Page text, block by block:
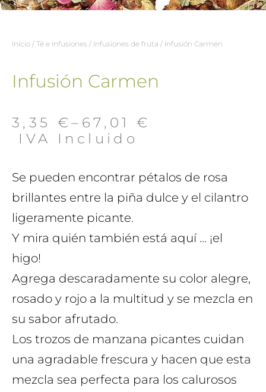
Inicio / Té e Infusiones / Infusiones de fruta / Infusión Carmen
Infusión Carmen
3,35 €– 67,01€
IVA Incluido
Se pueden encontrar pétalos de rosa
brillantes entre la piña dulce y el cilantro
ligeramente picante.
Y mira quién también está aquí … ¡el
higo!
Agrega descaradamente su color alegre,
rosado y rojo a la multitud y se mezcla en
su sabor afrutado.
Los trozos de manzana picantes cuidan
una agradable frescura y hacen que esta
mezcla sea perfecta para los calurosos